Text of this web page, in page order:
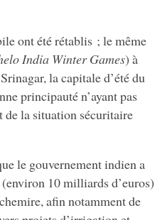
ont été rétablis ; le même
India Winter Games) à
la capitale d’été du
principauté n’ayant pas
de la situation sécuritaire
le gouvernement indien a
10 milliards d’euros)
afin notamment de